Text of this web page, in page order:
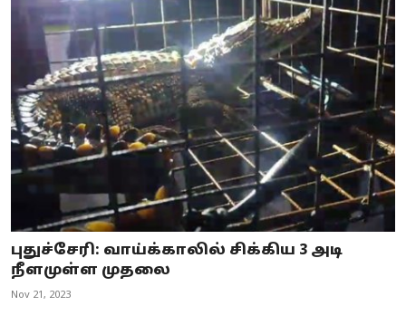
புதுச்சேரி: வாய்க்காலில் சிக்கிய 3 அடி
நீளமுள்ள முதலை
Nov 21, 2023